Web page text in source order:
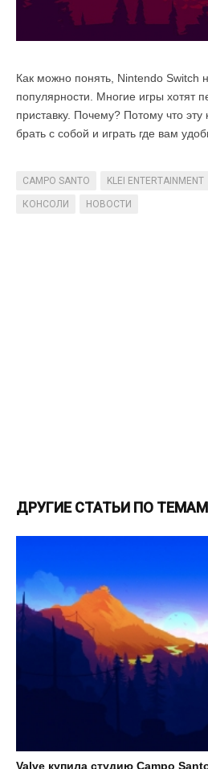
Как можно понять, Nintendo Switch
популярности. Многие игры хотят
приставку. Почему? Потому что эту
брать с собой и играть где вам
CAMPO SANTO KLEI ENTERTAINMENT
КОНСОЛИ НОВОСТИ
ДРУГИЕ СТАТЬИ ПО ТЕМАМ
Valve купила студию Campo